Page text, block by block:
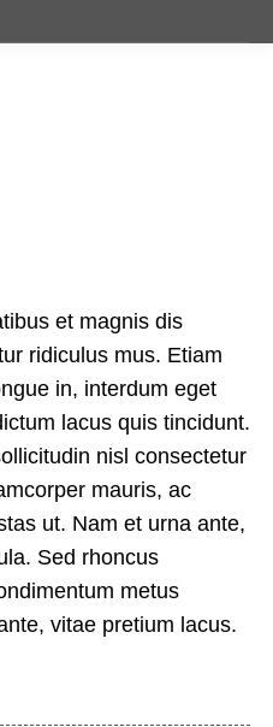
et magnis dis
ridiculus mus. Etiam
in, interdum eget
lacus quis tincidunt.
nisl consectetur
mauris, ac
ut. Nam et urna ante,
Sed rhoncus
metus
vitae pretium lacus.